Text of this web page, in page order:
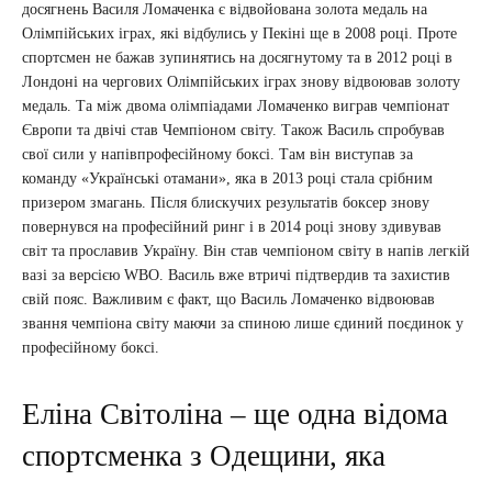
досягнень Василя Ломаченка є відвойована золота медаль на
Олімпійських іграх, які відбулись у Пекіні ще в 2008 році. Проте
спортсмен не бажав зупинятись на досягнутому та в 2012 році в
Лондоні на чергових Олімпійських іграх знову відвоював золоту
медаль. Та між двома олімпіадами Ломаченко виграв чемпіонат
Європи та двічі став Чемпіоном світу. Також Василь спробував
свої сили у напівпрофесійному боксі. Там він виступав за
команду «Українські отамани», яка в 2013 році стала срібним
призером змагань. Після блискучих результатів боксер знову
повернувся на професійний ринг і в 2014 році знову здивував
світ та прославив Україну. Він став чемпіоном світу в напів легкій
вазі за версією WBO. Василь вже втричі підтвердив та захистив
свій пояс. Важливим є факт, що Василь Ломаченко відвоював
звання чемпіона світу маючи за спиною лише єдиний поєдинок у
професійному боксі.
Еліна Світоліна – ще одна відома
спортсменка з Одещини, яка